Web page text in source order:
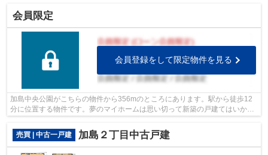
会員限定
会員登録をして限定物件を見る
加島中央公園がこちらの物件から356mのところにあります。駅から徒歩12
分に位置する物件です。夢のマイホームは思い切って新築の戸建てはいかが
でしょうか。好評の新築物件なので、お...
売買 | 中古一戸建
加島２丁目中古戸建